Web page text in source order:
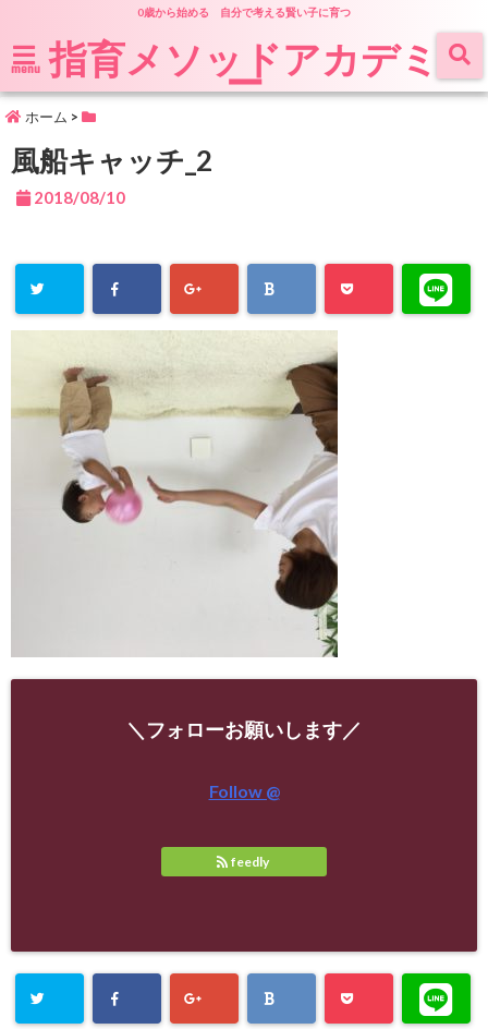
0歳から始める 自分で考える賢い子に育つ
menu 指育メソッドアカデミ
ー
ホーム >
風船キャッチ_2
2018/08/10
＼フォローお願いします／
Follow @
feedly